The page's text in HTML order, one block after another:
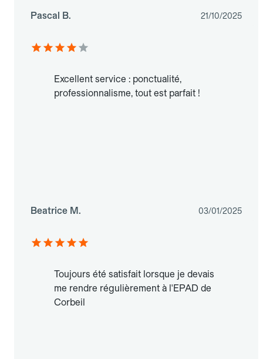
Pascal B. 21/10/2025
Excellent service : ponctualité,
professionnalisme, tout est parfait !
Beatrice M. 03/01/2025
Toujours été satisfait lorsque je devais
me rendre régulièrement à l'EPAD de
Corbeil